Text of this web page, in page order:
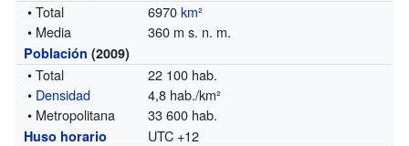
• Total 6970km²
• Media
360 m s. n. m.
Población (2009)
• Total
22 100 hab.
• Densidad
4,8 hab./km²
• Metropolitana
33 600 hab.
Huso horario UTC +12